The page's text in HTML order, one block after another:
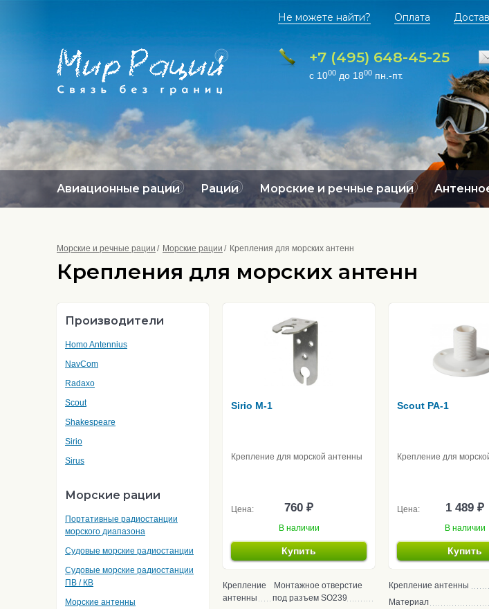
Не можете найти? Оплата
+7 (495) 648-45-25
с 1000 до 1800 пн.-пт.
Авиационные рации Рации Морские и речные рации
Морские и речные рации Морские рации Крепления для морских антенн
Крепления для морских антенн
Производители
Homo Antennius
NavCom
Radaxo
Scout
Shakespeare
Sirio
Sirus
Морские рации
Портативные радиостанции
морского диапазона
Судовые морские радиостанции
Судовые морские радиостанции
ПВ / КВ
Морские антенны
Sirio M-1
Крепление для морской антенны
Цена: 760 ₽
В наличии
Купить
Крепление
антенны
Монтажное отверстие
под разъем SO239
Scout PA-1
Крепление для
Цена: 1 489 ₽
В наличии
Купить
Крепление антенны
Материал